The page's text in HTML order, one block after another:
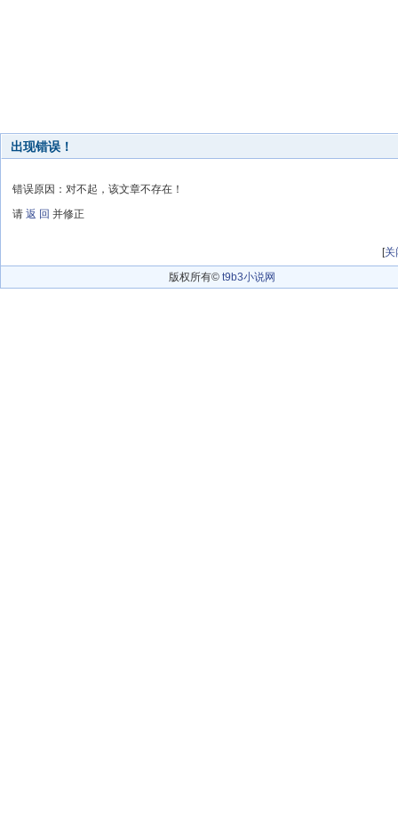
出现错误！
错误原因：对不起，该文章不存在！
请 返 回 并修正
[关
版权所有© t9b3小说网